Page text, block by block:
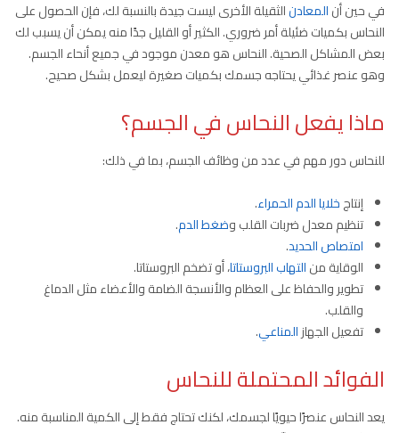
في حين أنالمعادنالثقيلة الأخرى ليست جيدة بالنسبة لك، فإن الحصول على
النحاس بكميات ضئيلة أمر ضروري. الكثير أو القليل جدًا منه يمكن أن يسبب لك
بعض المشاكل الصحية. النحاس هو معدن موجود في جميع أنحاء الجسم.
وهو عنصر غذائي يحتاجه جسمك بكميات صغيرة ليعمل بشكل صحيح.
ماذا يفعل النحاس في الجسم؟
للنحاس دور مهم في عدد من وظائف الجسم، بما في ذلك:
إنتاجخلايا الدم الحمراء.
تنظيم معدل ضربات القلب وضغط الدم.
امتصاص الحديد.
الوقاية منالتهاب البروستاتا، أو تضخم البروستاتا.
تطوير والحفاظ على العظام والأنسجة الضامة والأعضاء مثل الدماغ
والقلب.
تفعيل الجهازالمناعي.
الفوائد المحتملة للنحاس
يعد النحاس عنصرًا حيويًا لجسمك، لكنك تحتاج فقط إلى الكمية المناسبة منه.